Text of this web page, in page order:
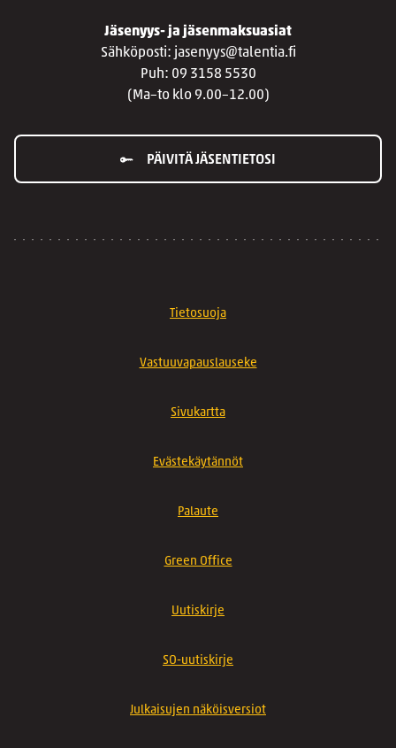
Jäsenyys- ja jäsenmaksuasiat
Sähköposti: jasenyys@talentia.fi
Puh: 09 3158 5530
(Ma–to klo 9.00–12.00)
PÄIVITÄ JÄSENTIETOSI
Tietosuoja
Vastuuvapauslauseke
Sivukartta
Evästekäytännöt
Palaute
Green Office
Uutiskirje
SO-uutiskirje
Julkaisujen näköisversiot